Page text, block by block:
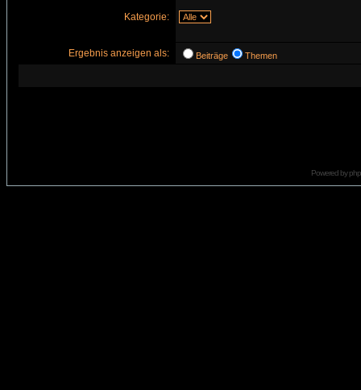
Kategorie:
Ergebnis anzeigen als: Beiträge Themen
Powered by